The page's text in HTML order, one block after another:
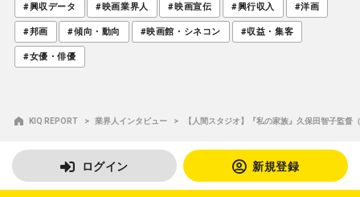
#興収データ #映画業界人 #映画宣伝 #興行収入 #洋画
#邦画 #傾向・動向 #映画館・シネコン #収益・集客
#女優・俳優
KIQ REPORT 業界人インタビュー 【人間スタジオ】『私の家族』久保田智子監督
ログイン 新規登録